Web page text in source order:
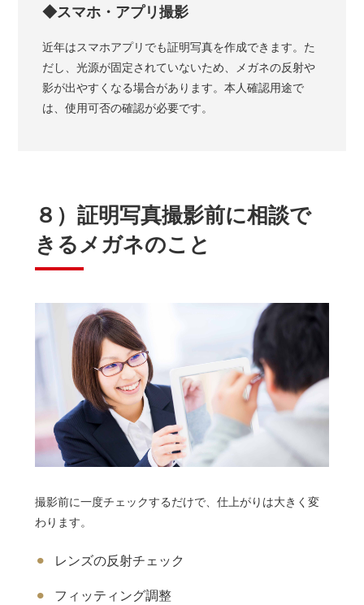
◆スマホ・アプリ撮影
近年はスマホアプリでも証明写真を作成できます。た
だし、光源が固定されていないため、メガネの反射や
影が出やすくなる場合があります。本人確認用途で
は、使用可否の確認が必要です。
８）証明写真撮影前に相談で
きるメガネのこと
撮影前に一度チェックするだけで、仕上がりは大きく変
わります。
レンズの反射チェック
フィッティング調整